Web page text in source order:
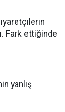
Fark ettiğinde
yanlış